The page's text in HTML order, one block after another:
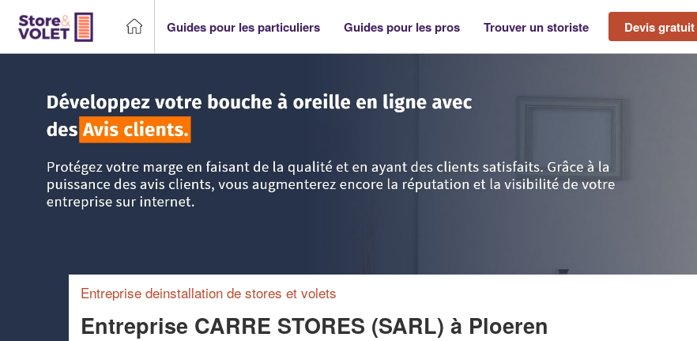
Guides pour les particuliers Guides pour les pros Trouver un storiste Devis gratuit
Entreprise deinstallation de stores et volets
Entreprise CARRE STORES (SARL) à Ploeren